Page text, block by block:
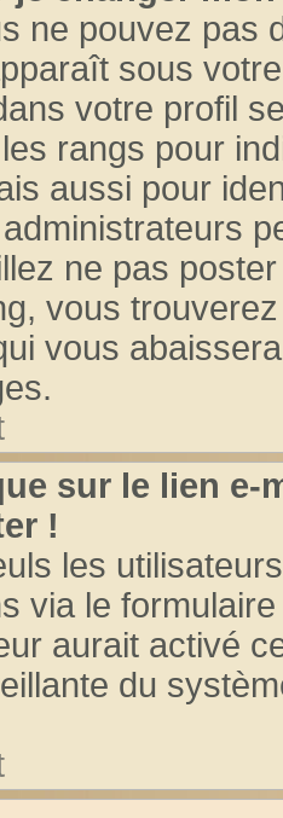
ne pouvez pas
sous
votre profil
rangs pour
aussi pour
ne pas
vous
vous
sur le lien e-
!
les
via le
aurait activé
du